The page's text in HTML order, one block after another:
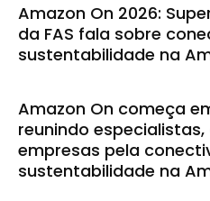
Amazon On 2026:
da FAS fala sobre
sustentabilidade na
Amazon On começa
reunindo
empresas pela
sustentabilidade na